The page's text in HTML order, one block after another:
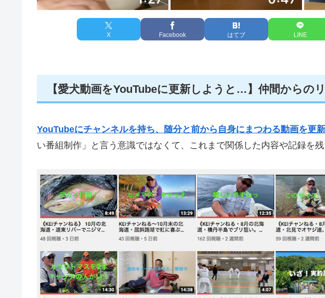
X Facebook はてブ LINE
【愛犬動画をYouTubeに更新しようと…】仲間からの
YouTubeにチャンネルを持ち、随分と前から自身にまつわる動画を更新
い番組制作」と言う意識ではなくて、これまで関係した内容や記録を残